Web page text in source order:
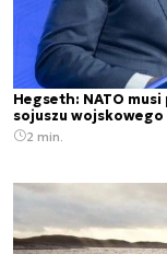
Hegseth: NATO
sojuszu wojskowego
2 min.